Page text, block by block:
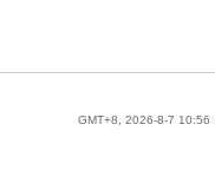
GMT+8, 2026-8-7 10:56